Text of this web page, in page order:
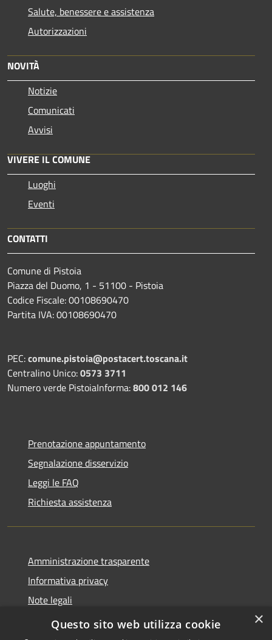
Salute, benessere e assistenza
Autorizzazioni
NOVITÀ
Notizie
Comunicati
Avvisi
VIVERE IL COMUNE
Luoghi
Eventi
CONTATTI
Comune di Pistoia
Piazza del Duomo, 1 - 51100 - Pistoia
Codice Fiscale: 00108690470
Partita IVA: 00108690470
PEC:comune.pistoia@postacert.toscana.it
Centralino Unico:0573 3711
Numero verde PistoiaInforma:800 012 146
Prenotazione appuntamento
Segnalazione disservizio
Leggi le FAQ
Richiesta assistenza
Amministrazione trasparente
Informativa privacy
Note legali
Dichiarazione di accessibilità
×
Questo sito web utilizza cookie